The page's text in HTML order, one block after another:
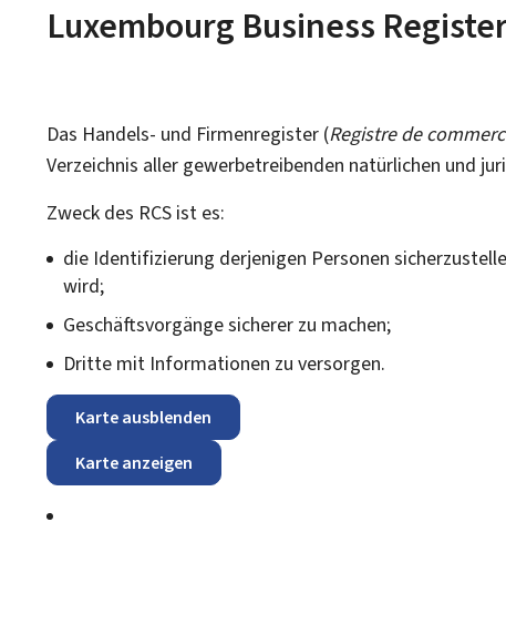
Luxembourg Business
Das Handels- und Firmenregister (Registre de
Verzeichnis aller gewerbetreibenden natürlichen und
Zweck des RCS ist es:
die Identifizierung derjenigen Personen
wird;
Geschäftsvorgänge sicherer zu machen;
Dritte mit Informationen zu versorgen.
Karte ausblenden
Karte anzeigen